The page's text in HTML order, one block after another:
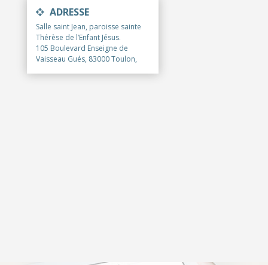
ADRESSE
Salle saint Jean, paroisse sainte
Thérèse de l’Enfant Jésus.
105 Boulevard Enseigne de
Vaisseau Gués, 83000 Toulon,